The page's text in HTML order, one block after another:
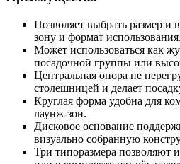
Позволяет выбрать размер и
зону и формат использования.
Может использоваться как
посадочной группы или
Центральная опора не
столешницей и делает
Круглая форма удобна для
лаунж-зон.
Дисковое основание
визуально собранную
Три типоразмера позволяют